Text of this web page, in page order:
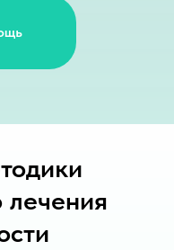
лечения